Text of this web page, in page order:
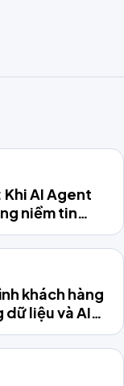
AI Agent
niềm tin
khách hàng
dữ liệu và AI